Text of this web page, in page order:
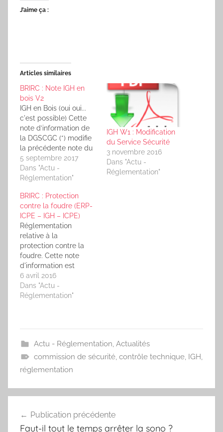
J’aime ça :
Articles similaires
BRIRC : Note IGH en
bois V2
IGH en Bois (oui oui...
c'est possible) Cette
note d’information de
la DGSCGC (*) modifie
la précédente note du
18 décembre 2015(
Télécharger la version
du 18 décembre 2015)
le paragraphe 1 de
l’annexe à tenir compte
à la fois : des
dérogations, de la
notion «…
5 septembre 2017
Dans "Actu -
Réglementation"
IGH W1 : Modification
du Service Sécurité
3 novembre 2016
Dans "Actu -
Réglementation"
BRIRC : Protection
contre la foudre (ERP-
ICPE – IGH – ICPE)
Réglementation
relative à la
protection contre la
foudre. Cette note
d'information est
destinée à clarifier et
préciser l’interprétation
des textes relatifs à la
contrôle les modalités
de vérifications des
exigences
réglementaires. Textes
octobre 2010 (ICPE)-
6 avril 2016
Dans "Actu -
Réglementation"
Actu - Réglementation, Actualités
commission de sécurité, contrôle technique, IGH,
réglementation
de
Publication précédente
Faut-il tout le temps arrêter la sono ?